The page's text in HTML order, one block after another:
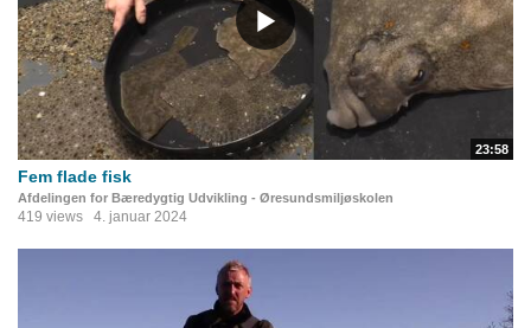
23:58
Fem flade fisk
Afdelingen for Bæredygtig Udvikling - Øresundsmiljøskolen
419 views 4. januar 2024